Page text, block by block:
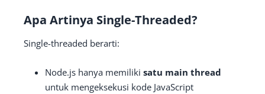
Apa Artinya Single-Threaded?
Single-threaded berarti:
Node.js hanya memiliki satu main thread
untuk mengeksekusi kode JavaScript